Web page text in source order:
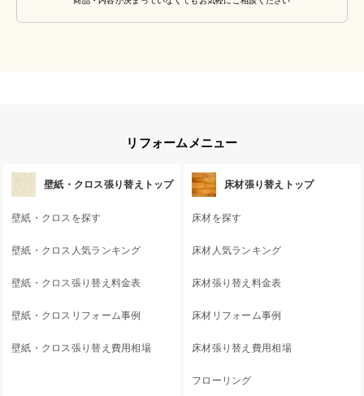
リフォームメニュー
壁紙・クロス張り替えトップ
壁紙・クロスを探す
壁紙・クロス人気ランキング
壁紙・クロス張り替え料金表
壁紙・クロスリフォーム事例
壁紙・クロス張り替え費用相場
床材張り替えトップ
床材を探す
床材人気ランキング
床材張り替え料金表
床材リフォーム事例
床材張り替え費用相場
フローリング